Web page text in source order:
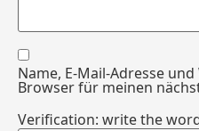
Name, E-Mail-Adresse
Browser für meinen
Verification: write the